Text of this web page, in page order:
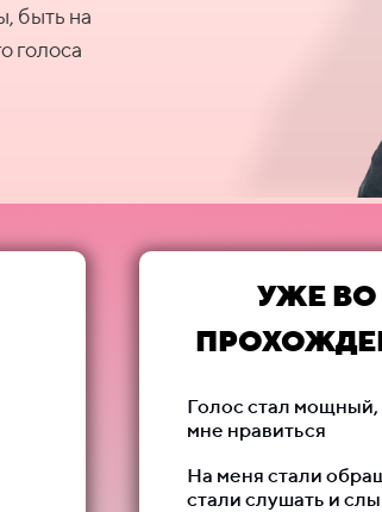
быть на
голоса
УЖЕ ВО
Голос стал мощный,
мне нравиться
На меня стали
стали слушать и